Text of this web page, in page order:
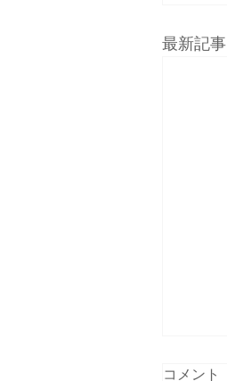
最新記事
コメント